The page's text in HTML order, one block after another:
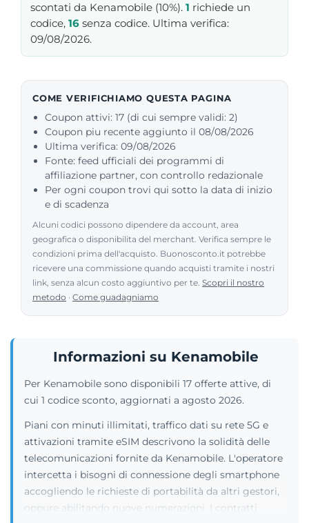
scontati da Kenamobile (10%). 1 richiede un
codice, 16 senza codice. Ultima verifica:
09/08/2026.
COME VERIFICHIAMO QUESTA PAGINA
Coupon attivi: 17 (di cui sempre validi: 2)
Coupon piu recente aggiunto il 08/08/2026
Ultima verifica: 09/08/2026
Fonte: feed ufficiali dei programmi di
affiliazione partner, con controllo redazionale
Per ogni coupon trovi qui sotto la data di inizio
e di scadenza
Alcuni codici possono dipendere da account, area
geografica o disponibilita del merchant. Verifica sempre le
condizioni prima dell'acquisto. Buonosconto.it potrebbe
ricevere una commissione quando acquisti tramite i nostri
link, senza alcun costo aggiuntivo per te. Scopri il nostro
metodo · Come guadagniamo
Informazioni su Kenamobile
Per Kenamobile sono disponibili 17 offerte attive, di
cui 1 codice sconto, aggiornati a agosto 2026.
Piani con minuti illimitati, traffico dati su rete 5G e
attivazioni tramite eSIM descrivono la solidità delle
telecomunicazioni fornite da Kenamobile. L'operatore
intercetta i bisogni di connessione degli smartphone
accogliendo le richieste di portabilità da altri gestori,
oppure abilitando nuove numerazioni. I contratti